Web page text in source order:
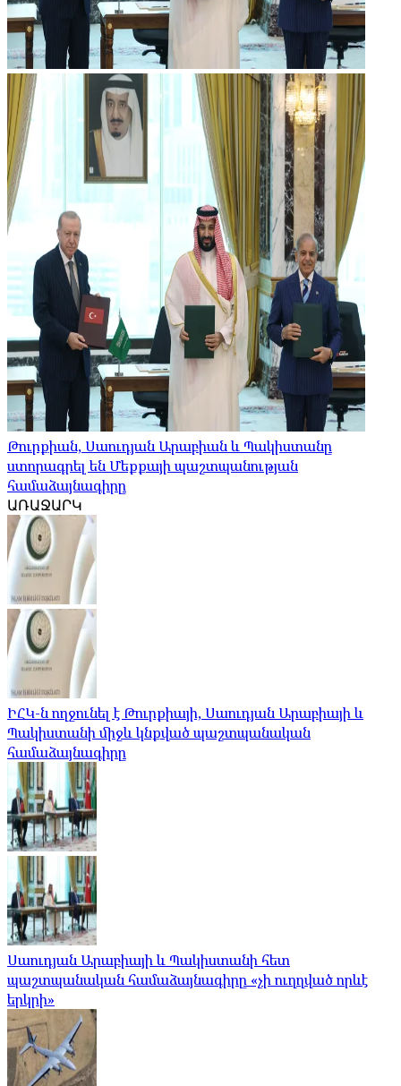
Թուրքիան, Սաուդյան Արաբիան և Պակիստանը
ստորագրել են Մեքքայի պաշտպանության
համաձայնագիրը
ԱՌԱՋԱՐԿ
ԻՀԿ-ն ողջունել է Թուրքիայի, Սաուդյան Արաբիայի և
Պակիստանի միջև կնքված պաշտպանական
համաձայնագիրը
Սաուդյան Արաբիայի և Պակիստանի հետ
պաշտպանական համաձայնագիրը «չի ուղղված որևէ
երկրի»